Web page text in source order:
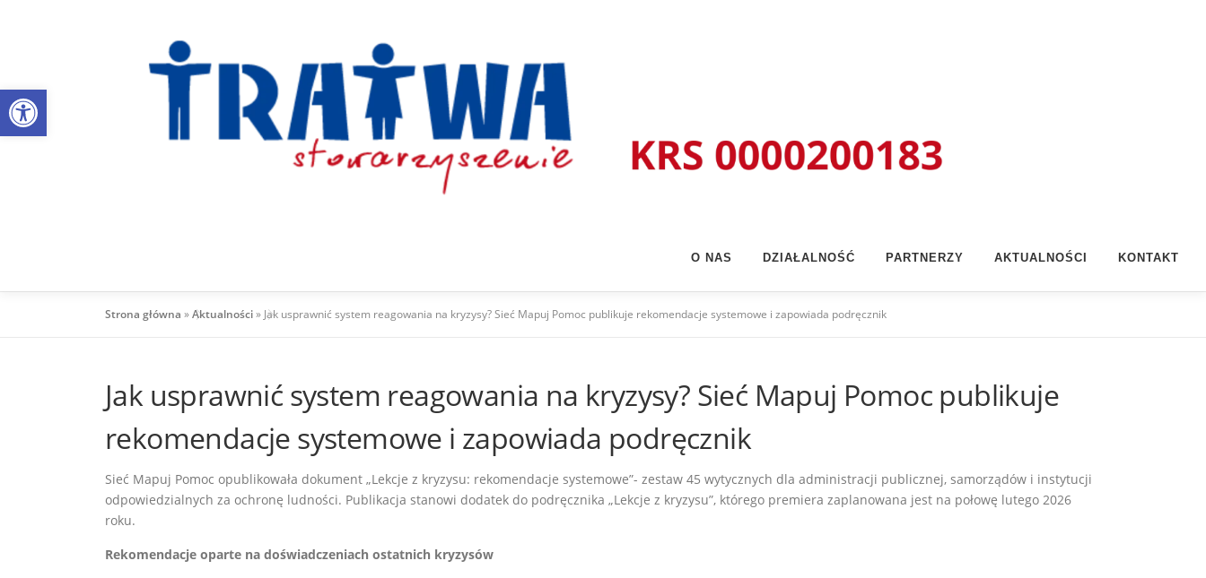
Otwórz pasek narzędzi
O NAS DZIAŁALNOŚĆ PARTNERZY AKTUALNOŚCI KONTAKT
Strona główna »Aktualności» Jak usprawnić system reagowania na kryzysy? Sieć Mapuj Pomoc publikuje rekomendacje systemowe i zapowiada podręcznik
Jak usprawnić system reagowania na kryzysy? Sieć Mapuj Pomoc publikuje
rekomendacje systemowe i zapowiada podręcznik
Sieć Mapuj Pomoc opublikowała dokument „Lekcje z kryzysu: rekomendacje systemowe”- zestaw 45 wytycznych dla administracji publicznej, samorządów i instytucji
odpowiedzialnych za ochronę ludności. Publikacja stanowi dodatek do podręcznika „Lekcje z kryzysu”, którego premiera zaplanowana jest na połowę lutego 2026
roku.
Rekomendacje oparte na doświadczeniach ostatnich kryzysów